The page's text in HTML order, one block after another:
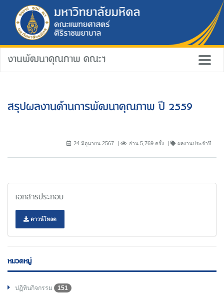
งานพัฒนาคุณภาพ คณะฯ
สรุปผลงานด้านการพัฒนาคุณภาพ ปี 2559
24 มิถุนายน 2567 อ่าน 5,769 ครั้ง ผลงานประจำปี
เอกสารประกอบ
ดาวน์โหลด
หมวดหมู่
ปฏิทินกิจกรรม 151